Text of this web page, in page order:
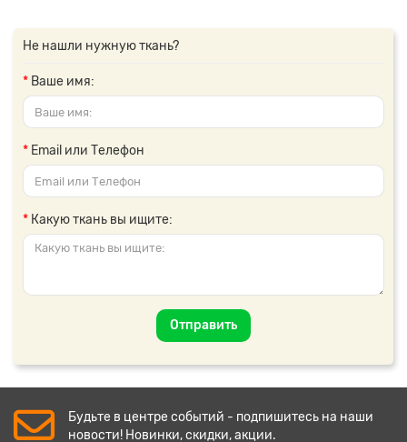
Не нашли нужную ткань?
Ваше имя:
Email или Телефон
Какую ткань вы ищите:
Отправить
Будьте в центре событий - подпишитесь на наши
новости! Новинки, скидки, акции.